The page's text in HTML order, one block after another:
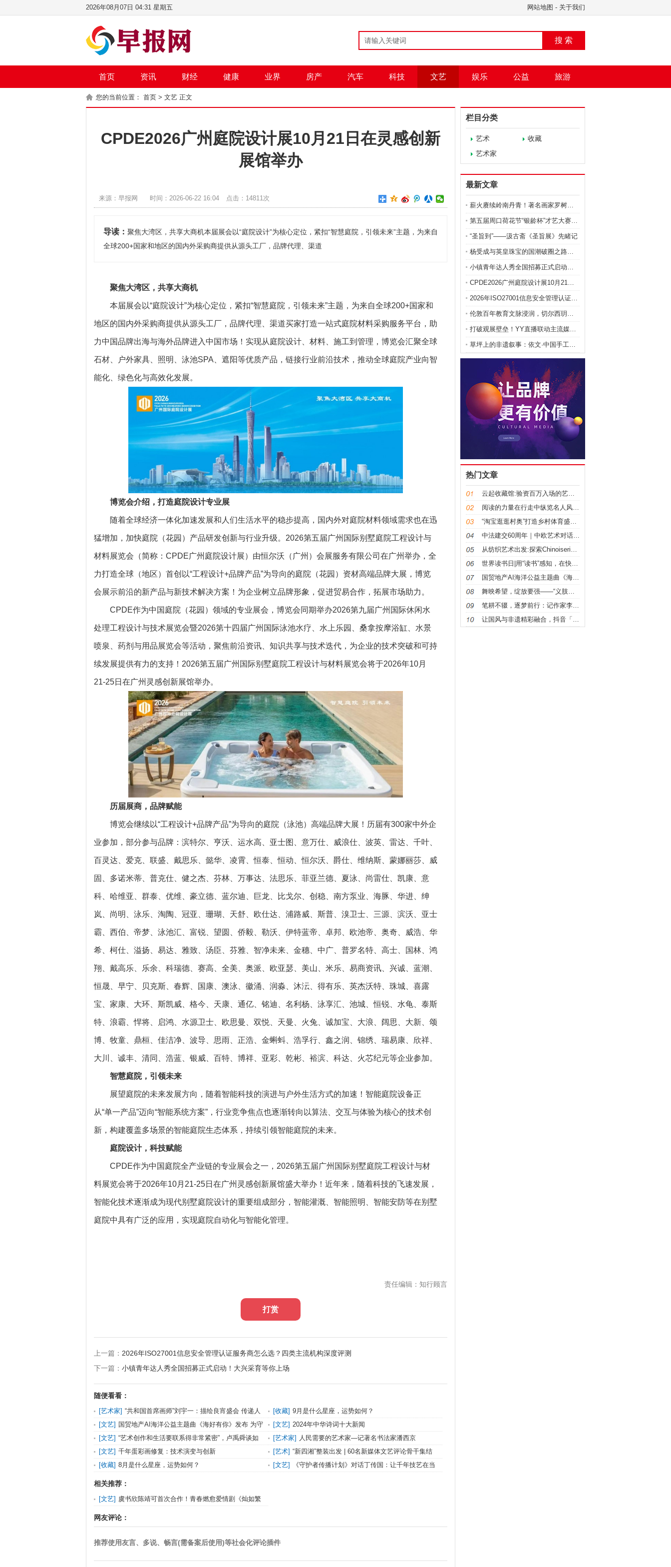
网站地图 - 关于我们
2026年08月07日 04:31 星期五
搜 索
首页 资讯 财经 健康 业界 房产 汽车 科技 文艺 娱乐 公益 旅游
您的当前位置： 首页 > 文艺 正文
CPDE2026广州庭院设计展10月21日在灵感创新
展馆举办
来源：早报网 时间：2026-06-22 16:04 点击： 14811次
导读： 聚焦大湾区，共享大商机本届展会以“庭院设计”为核心定位，紧扣“智慧庭院，引领未来”主题，为来自
全球200+国家和地区的国内外采购商提供从源头工厂，品牌代理、渠道
聚焦大湾区，共享大商机
本届展会以“庭院设计”为核心定位，紧扣“智慧庭院，引领未来”主题，为来自全球200+国家和
地区的国内外采购商提供从源头工厂，品牌代理、渠道买家打造一站式庭院材料采购服务平台，助
力中国品牌出海与海外品牌进入中国市场！实现从庭院设计、材料、施工到管理，博览会汇聚全球
石材、户外家具、照明、泳池SPA、遮阳等优质产品，链接行业前沿技术，推动全球庭院产业向智
能化、绿色化与高效化发展。
博览会介绍，打造庭院设计专业展
随着全球经济一体化加速发展和人们生活水平的稳步提高，国内外对庭院材料领域需求也在迅
猛增加，加快庭院（花园）产品研发创新与行业升级。2026第五届广州国际别墅庭院工程设计与
材料展览会（简称：CPDE广州庭院设计展）由恒尔沃（广州）会展服务有限公司在广州举办，全
力打造全球（地区）首创以“工程设计+品牌产品”为导向的庭院（花园）资材高端品牌大展，博览
会展示前沿的新产品与新技术解决方案！为企业树立品牌形象，促进贸易合作，拓展市场助力。
CPDE作为中国庭院（花园）领域的专业展会，博览会同期举办2026第九届广州国际休闲水
处理工程设计与技术展览会暨2026第十四届广州国际泳池水疗、水上乐园、桑拿按摩浴缸、水景
喷泉、药剂与用品展览会等活动，聚焦前沿资讯、知识共享与技术迭代，为企业的技术突破和可持
续发展提供有力的支持！2026第五届广州国际别墅庭院工程设计与材料展览会将于2026年10月
21-25日在广州灵感创新展馆举办。
历届展商，品牌赋能
博览会继续以“工程设计+品牌产品”为导向的庭院（泳池）高端品牌大展！历届有300家中外企
业参加，部分参与品牌：滨特尔、亨沃、运水高、亚士图、意万仕、威浪仕、波英、雷达、千叶、
百灵达、爱克、联盛、戴思乐、懿华、凌霄、恒泰、恒动、恒尔沃、爵仕、维纳斯、蒙娜丽莎、威
固、多诺米蒂、普克仕、健之杰、芬林、万事达、法思乐、菲亚兰德、夏泳、尚雷仕、凯康、意
科、哈维亚、群泰、优维、豪立德、蓝尔迪、巨龙、比戈尔、创稳、南方泵业、海豚、华进、绅
岚、尚明、泳乐、淘陶、冠亚、珊瑚、天舒、欧仕达、浦路威、斯普、溴卫士、三源、滨沃、亚士
霸、西伯、帝梦、泳池汇、富锐、望圆、侨毅、勒沃、伊特蓝帝、卓邦、欧池帝、奥奇、威浩、华
希、柯仕、溢扬、易达、雅致、汤臣、芬雅、智净未来、金穗、中广、普罗名特、高士、国林、鸿
翔、戴高乐、乐余、科瑞德、赛高、全美、奥派、欧亚瑟、美山、米乐、易商资讯、兴诚、蓝潮、
恒晟、早宁、贝克斯、春辉、国康、澳泳、徽涌、润淼、沐沄、得有乐、英杰沃特、珠城、喜露
宝、家康、大环、斯凯威、格今、天康、通亿、铭迪、名利杨、泳享汇、池城、恒锐、水龟、泰斯
特、浪霸、悍将、启鸿、水源卫士、欧思曼、双悦、天曼、火兔、诚加宝、大浪、阔思、大新、颂
博、牧童、鼎桓、佳洁净、波导、思雨、正浩、金蝌蚪、浩孚行、鑫之润、锦绣、瑞易康、欣祥、
大川、诚丰、清同、浩蓝、银威、百特、博祥、亚彩、乾彬、裕滨、科达、火芯纪元等企业参加。
智慧庭院，引领未来
展望庭院的未来发展方向，随着智能科技的演进与户外生活方式的加速！智能庭院设备正
从“单一产品”迈向“智能系统方案”，行业竞争焦点也逐渐转向以算法、交互与体验为核心的技术创
新，构建覆盖多场景的智能庭院生态体系，持续引领智能庭院的未来。
庭院设计，科技赋能
CPDE作为中国庭院全产业链的专业展会之一，2026第五届广州国际别墅庭院工程设计与材
料展览会将于2026年10月21-25日在广州灵感创新展馆盛大举办！近年来，随着科技的飞速发展，
智能化技术逐渐成为现代别墅庭院设计的重要组成部分，智能灌溉、智能照明、智能安防等在别墅
庭院中具有广泛的应用，实现庭院自动化与智能化管理。
责任编辑：知行顾言
打赏
上一篇： 2026年ISO27001信息安全管理认证服务商怎么选？四类主流机构深度评测
下一篇： 小镇青年达人秀全国招募正式启动！大兴采育等你上场
随便看看：
[艺术家] “共和国首席画师”刘宇一：描绘良宵盛会 传递人
民心声
[收藏] 9月是什么星座，运势如何？
[文艺] 国贸地产AI海洋公益主题曲《海好有你》发布 为守
护蔚蓝发声
[文艺] 2024年中华诗词十大新闻
[文艺] “艺术创作和生活要联系得非常紧密”，卢禹舜谈如
何在创作中守护
[艺术家] 人民需要的艺术家—记著名书法家潘西京
[文艺] 千年蛋彩画修复：技术演变与创新 [艺术] “新四湘”整装出发 | 60名新媒体文艺评论骨干集结
长沙
[收藏] 8月是什么星座，运势如何？ [文艺]
《守护者传播计划》对话丁传国：让千年技艺在当
相关推荐：
[文艺] 虞书欣陈靖可首次合作！青春燃愈爱情剧《灿如繁
网友评论：
推荐使用友言、多说、畅言(需备案后使用)等社会化评论插件
栏目分类
艺术
收藏
艺术家
最新文章
薪火赓续岭南丹青！著名画家罗树辉广州举行收徒仪式
第五届周口荷花节“银龄杯”才艺大赛盛大启幕
“圣旨到”——汲古斋《圣旨展》先睹记
杨受成与英皇珠宝的国潮破圈之路，让传统工艺“活”起
小镇青年达人秀全国招募正式启动！大兴采育等你上场
CPDE2026广州庭院设计展10月21日在灵感创
2026年ISO27001信息安全管理认证服务商怎
伦敦百年教育文脉浸润，切尔西玥庭筑就下一代成长高地
打破观展壁垒！YY直播联动主流媒体，打造文博文化传
草坪上的非遗叙事：依文·中国手工坊如何让一片草地成
热门文章
云起收藏馆:验资百万入场的艺术盛宴
阅读的力量在行走中纵览名人风采深入了解人类的历史和
“淘宝逛逛村奥”打造乡村体育盛事，中国民俗文化涌入
中法建交60周年｜中欧艺术对话特展，中国青年画家杨
从纺织艺术出发:探索Chinoiserie艺术的设
世界读书日|用“读书”感知，在快时代与书为伴一起慢
国贸地产AI海洋公益主题曲《海好有你》发布 为守护
舞映希望，绽放要强——“义肢舞者”廖智担任蒙牛奥运
笔耕不辍，逐梦前行：记作家李军君
让国风与非遗精彩融合，抖音「国风正当潮」绵阳行圆满